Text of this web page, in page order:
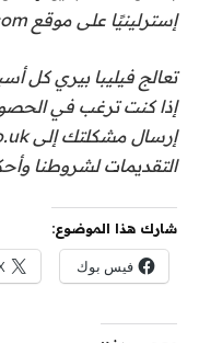
إسترلينيًا على موقع Guardianbookshop.com
تعالج فيليبا بيري كل
إذا كنت ترغب في
التقديمات لشروطنا
شارك هذا الموضوع:
فيس بوك